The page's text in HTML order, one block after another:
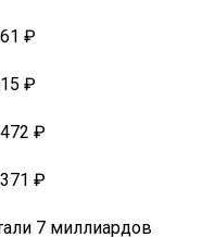
₽
₽
₽
₽
7 миллиардов